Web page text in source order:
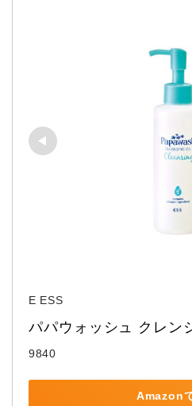
E ESS
パパウォッシュ クレン
9840
Amazon